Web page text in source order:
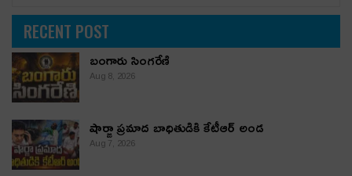
RECENT POST
బంగారు సింగరేణి
Aug 8, 2026
షార్జా ప్రమాద బాధితుడికి కేటీఆర్ అండ
Aug 7, 2026